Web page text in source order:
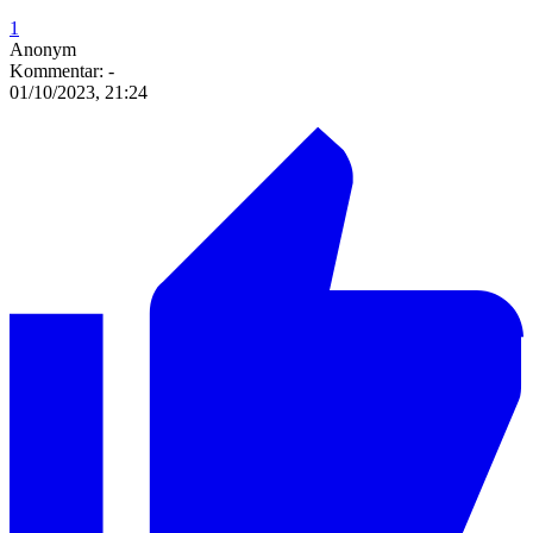
1
Anonym
Kommentar: -
01/10/2023, 21:24